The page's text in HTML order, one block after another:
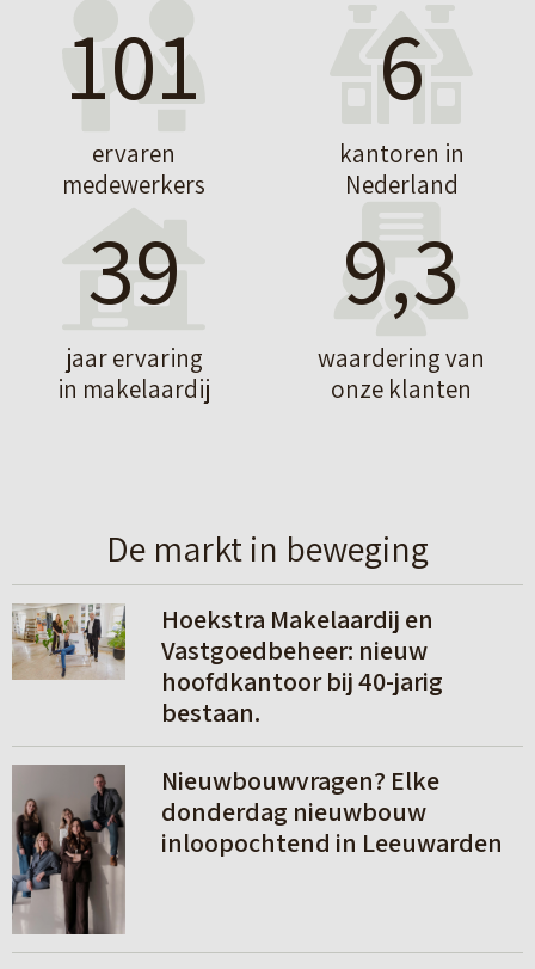
101
ervaren
medewerkers
6
kantoren in
Nederland
39
jaar ervaring
in makelaardij
9,3
waardering van
onze klanten
De markt in beweging
L
e
e
e
r
Hoekstra Makelaardij en
Vastgoedbeheer: nieuw
hoofdkantoor bij 40-jarig
bestaan.
L
e
s
m
e
Nieuwbouwvragen? Elke
donderdag nieuwbouw
inloopochtend in Leeuwarden